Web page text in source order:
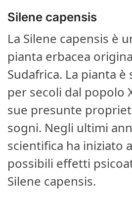
Silene capensis
La Silene capensis è
pianta erbacea
Sudafrica. La pianta è
per secoli dal popolo
sue presunte
sogni. Negli ultimi
scientifica ha iniziato
possibili effetti
Silene capensis.